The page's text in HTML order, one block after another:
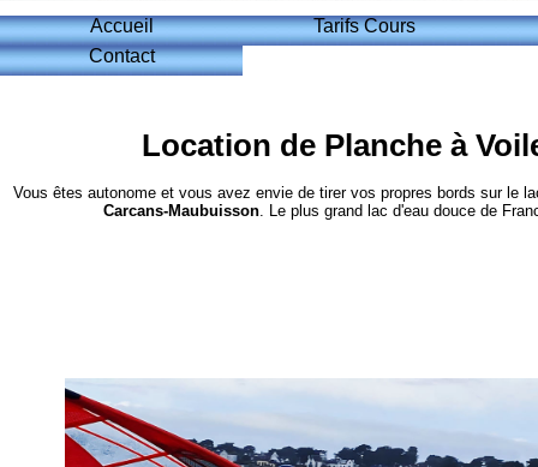
Accueil
Tarifs Cours
Contact
Location de Planche à
Vous êtes autonome et vous avez envie de tirer vos propres bords sur le
Carcans-Maubuisson. Le plus grand lac d'eau douce de